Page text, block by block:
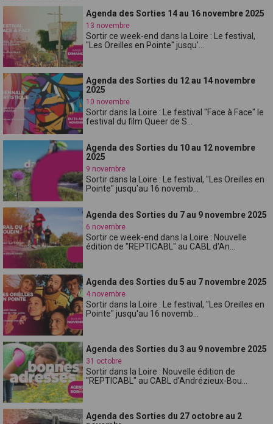
Agenda des Sorties 14 au 16 novembre 2025
13 novembre
Sortir ce week-end dans la Loire : Le festival,
"Les Oreilles en Pointe" jusqu'...
Agenda des Sorties du 12 au 14 novembre
2025
10 novembre
Sortir dans la Loire : Le festival "Face à Face" le
festival du film Queer de S...
Agenda des Sorties du 10 au 12 novembre
2025
9 novembre
Sortir dans la Loire : Le festival, "Les Oreilles en
Pointe" jusqu'au 16 novemb...
Agenda des Sorties du 7 au 9 novembre 2025
6 novembre
Sortir ce week-end dans la Loire : Nouvelle
édition de "REPTICABL" au CABL d'An...
Agenda des Sorties du 5 au 7 novembre 2025
4 novembre
Sortir dans la Loire : Le festival, "Les Oreilles en
Pointe" jusqu'au 16 novemb...
Agenda des Sorties du 3 au 9 novembre 2025
31 octobre
Sortir dans la Loire : Nouvelle édition de
"REPTICABL" au CABL d'Andrézieux-Bou...
Agenda des Sorties du 27 octobre au 2